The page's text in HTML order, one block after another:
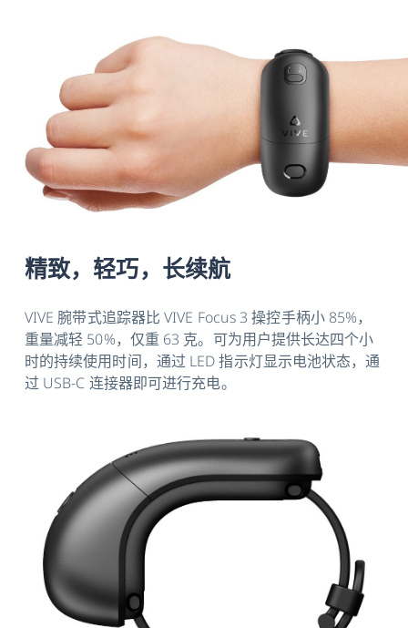
精致，轻巧，长续航
VIVE 腕带式追踪器比 VIVE Focus 3 操控手柄小 85%，
重量减轻 50%，仅重 63 克。可为用户提供长达四个小
时的持续使用时间，通过 LED 指示灯显示电池状态，通
过 USB-C 连接器即可进行充电。